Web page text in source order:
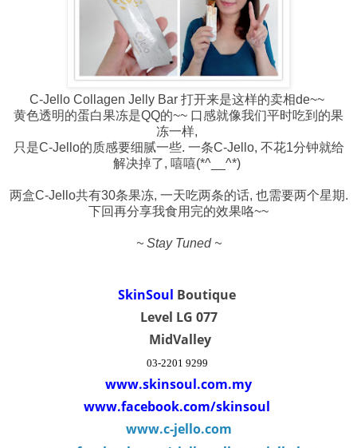
C-Jello Collagen Jelly Bar 打开来是这样的卖相de~~
黄色透明的蛋白果冻是QQ的~~ 口感就像我们平时吃到的果
冻一样,
只是C-Jello的质感要细腻一些. 一条C-Jello, 不花1分钟就给
解决掉了, 嘻嘻(*^__^*)
两盒C-Jello共有30条果冻, 一天吃两条的话, 也需要两个星期.
下回再分享我食用完的效果咯~~
~ Stay Tuned ~
SkinSoul Boutique
Level LG 077
MidValley
03-2201 9299
www.skinsoul.com.my
www.facebook.com/skinsoul
www.c-jello.com